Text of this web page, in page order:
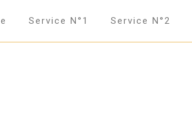
Service N°1 Service N°2